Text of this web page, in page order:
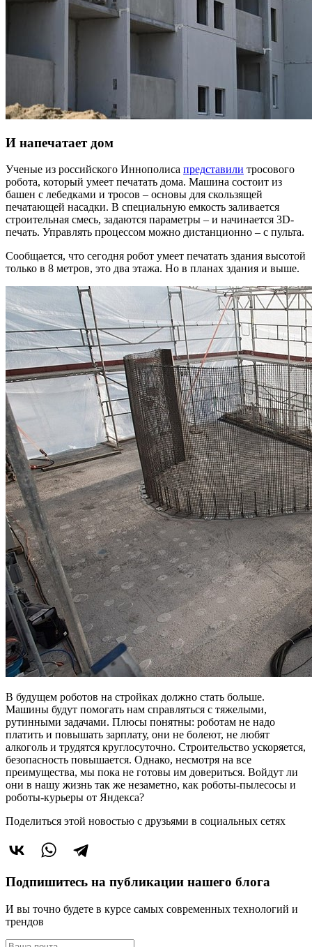
И напечатает дом
Ученые из российского Иннополиса представили тросового
робота, который умеет печатать дома. Машина состоит из
башен с лебедками и тросов – основы для скользящей
печатающей насадки. В специальную емкость заливается
строительная смесь, задаются параметры – и начинается 3D-
печать. Управлять процессом можно дистанционно – с пульта.
Сообщается, что сегодня робот умеет печатать здания высотой
только в 8 метров, это два этажа. Но в планах здания и выше.
В будущем роботов на стройках должно стать больше.
Машины будут помогать нам справляться с тяжелыми,
рутинными задачами. Плюсы понятны: роботам не надо
платить и повышать зарплату, они не болеют, не любят
алкоголь и трудятся круглосуточно. Строительство ускоряется,
безопасность повышается. Однако, несмотря на все
преимущества, мы пока не готовы им довериться. Войдут ли
они в нашу жизнь так же незаметно, как роботы-пылесосы и
роботы-курьеры от Яндекса?
Поделиться этой новостью с друзьями в социальных сетях
Подпишитесь на публикации нашего блога
И вы точно будете в курсе самых современных технологий и
трендов